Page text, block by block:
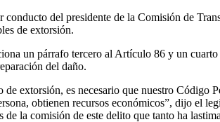
del presidente de la Comisión de
de extorsión.
un párrafo tercero al Artículo 86 y un
del daño.
extorsión, es necesario que nuestro Código
obtienen recursos económicos”, dijo el
de la comisión de este delito que tanto ha